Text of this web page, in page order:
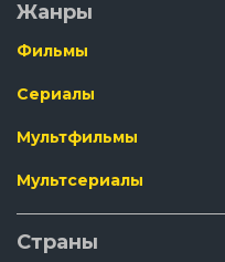
Жанры
Фильмы
Сериалы
Мультфильмы
Мультсериалы
Страны